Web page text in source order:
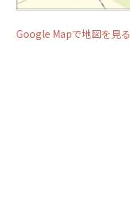
Google Mapで地図を見る